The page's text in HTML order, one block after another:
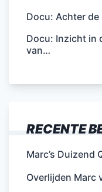
Docu: Achter
Docu: Inzicht in
van…
RECENTE
Marc’s Duizend
Overlijden Marc